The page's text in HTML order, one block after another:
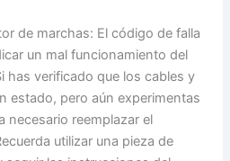
de marchas: El código de falla
un mal funcionamiento del
has verificado que los cables y
estado, pero aún experimentas
necesario reemplazar el
utilizar una pieza de